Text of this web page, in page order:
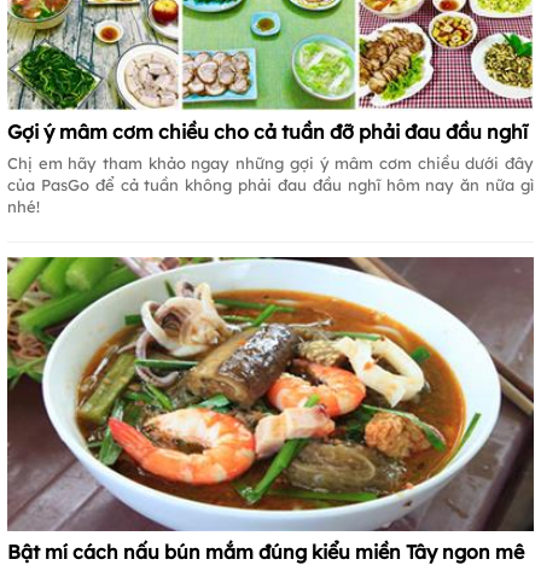
Gợi ý mâm cơm chiều cho cả tuần đỡ phải đau đầu nghĩ
Chị em hãy tham khảo ngay những gợi ý mâm cơm chiều dưới đây
của PasGo để cả tuần không phải đau đầu nghĩ hôm nay ăn nữa gì
nhé!
Bật mí cách nấu bún mắm đúng kiểu miền Tây ngon mê